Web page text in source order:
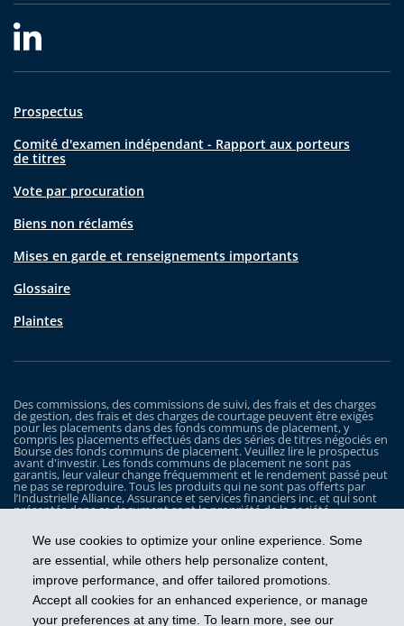
We use cookies to optimize your online experience. Some
are essential, while others help personalize content,
improve performance, and offer tailored promotions.
Accept all cookies for an enhanced experience, or manage
your preferences at any time. To learn more, see our
Prospectus
Comité d'examen indépendant - Rapport aux porteurs
de titres
Vote par procuration
Biens non réclamés
Mises en garde et renseignements importants
Glossaire
Plaintes
Des commissions, des commissions de suivi, des frais et des charges
de gestion, des frais et des charges de courtage peuvent être exigés
pour les placements dans des fonds communs de placement, y
compris les placements effectués dans des séries de titres négociés en
Bourse des fonds communs de placement. Veuillez lire le prospectus
avant d'investir. Les fonds communs de placement ne sont pas
garantis, leur valeur change fréquemment et le rendement passé peut
ne pas se reproduire. Tous les produits qui ne sont pas offerts par
l’Industrielle Alliance, Assurance et services financiers inc. et qui sont
présentés dans ce document sont la propriété de la société
sont utilisés ici qu’à titre d’illustration seulement.
Les Fonds iA Clarington sont gérés par Placements IA Clarington inc. iA
Clarington, le logo d’iA Clarington, iA Gestion de patrimoine et le logo
de iA Gestion de patrimoine sont des marques de commerce, utilisées
sous licence, de l’Industrielle Alliance, Assurance et services financiers